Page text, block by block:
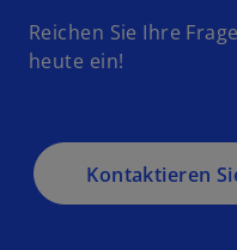
Reichen Sie Ihre
heute ein!
Kontaktieren